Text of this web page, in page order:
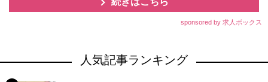
sponsored by 求人ボックス
人気記事ランキング